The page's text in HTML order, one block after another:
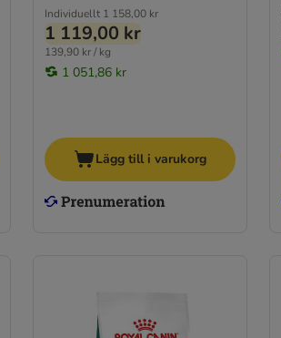
Individuellt 1 158,00 kr
1 119,00 kr
139,90 kr / kg
1 051,86 kr
Lägg till i varukorg